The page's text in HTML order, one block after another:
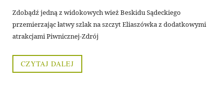
Zdobądź jedną z widokowych wież Beskidu Sądeckiego
przemierzając łatwy szlak na szczyt Eliaszówka z dodatkowymi
atrakcjami Piwnicznej-Zdrój
CZYTAJ DALEJ